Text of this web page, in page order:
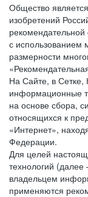
Общество
изобретений
с использованием
размерности
На Сайте, в
информационные
на основе сбора,
относящихся к
«Интернет»,
Федерации.
Для целей
технологий
владельцем
применяются